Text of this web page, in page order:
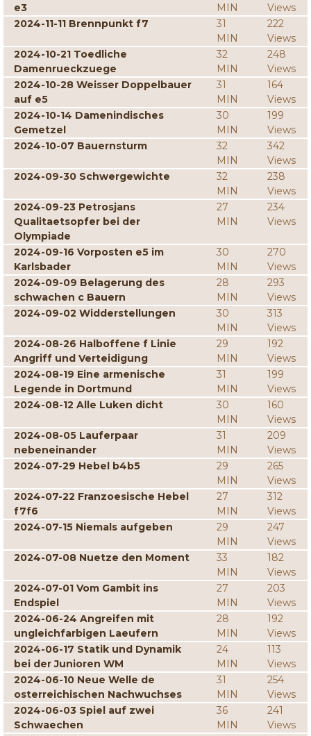
e3
MIN
Views
2024-11-11 Brennpunkt f7
31
MIN
222
Views
2024-10-21 Toedliche
Damenrueckzuege
32
MIN
248
Views
2024-10-28 Weisser Doppelbauer
auf e5
31
MIN
164
Views
2024-10-14 Damenindisches
Gemetzel
30
MIN
199
Views
2024-10-07 Bauernsturm
32
MIN
342
Views
2024-09-30 Schwergewichte
32
MIN
238
Views
2024-09-23 Petrosjans
Qualitaetsopfer bei der
Olympiade
27
MIN
234
Views
2024-09-16 Vorposten e5 im
Karlsbader
30
MIN
270
Views
2024-09-09 Belagerung des
schwachen c Bauern
28
MIN
293
Views
2024-09-02 Widderstellungen
30
MIN
313
Views
2024-08-26 Halboffene f Linie
Angriff und Verteidigung
29
MIN
192
Views
2024-08-19 Eine armenische
Legende in Dortmund
31
MIN
199
Views
2024-08-12 Alle Luken dicht
30
MIN
160
Views
2024-08-05 Lauferpaar
nebeneinander
31
MIN
209
Views
2024-07-29 Hebel b4b5
29
MIN
265
Views
2024-07-22 Franzoesische Hebel
f7f6
27
MIN
312
Views
2024-07-15 Niemals aufgeben
29
MIN
247
Views
2024-07-08 Nuetze den Moment
33
MIN
182
Views
2024-07-01 Vom Gambit ins
Endspiel
27
MIN
203
Views
2024-06-24 Angreifen mit
ungleichfarbigen Laeufern
28
MIN
192
Views
2024-06-17 Statik und Dynamik
bei der Junioren WM
24
MIN
113
Views
2024-06-10 Neue Welle de
osterreichischen Nachwuchses
31
MIN
254
Views
2024-06-03 Spiel auf zwei
Schwaechen
36
MIN
241
Views